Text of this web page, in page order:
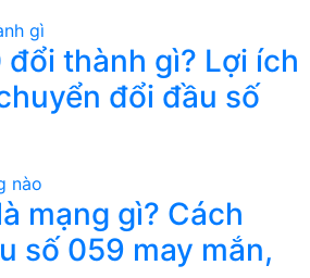
thành gì? Lợi ích
đổi đầu số
mạng gì? Cách
số 059 may mắn,